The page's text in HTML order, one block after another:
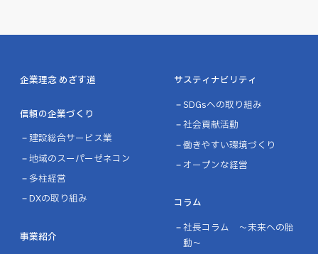
企業理念 めざす道
信頼の企業づくり
建設総合サービス業
地域のスーパーゼネコン
多柱経営
DXの取り組み
事業紹介
サスティナビリティ
SDGsへの取り組み
社会貢献活動
働きやすい環境づくり
オープンな経営
コラム
社長コラム ～未来への胎
動～